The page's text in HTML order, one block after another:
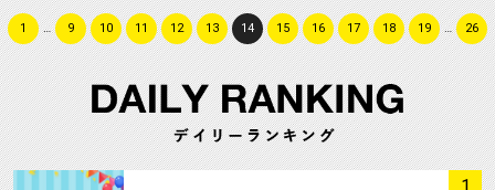
1 … 9 10 11 12 13 14 15 16 17 18 19 … 26
サムネイル